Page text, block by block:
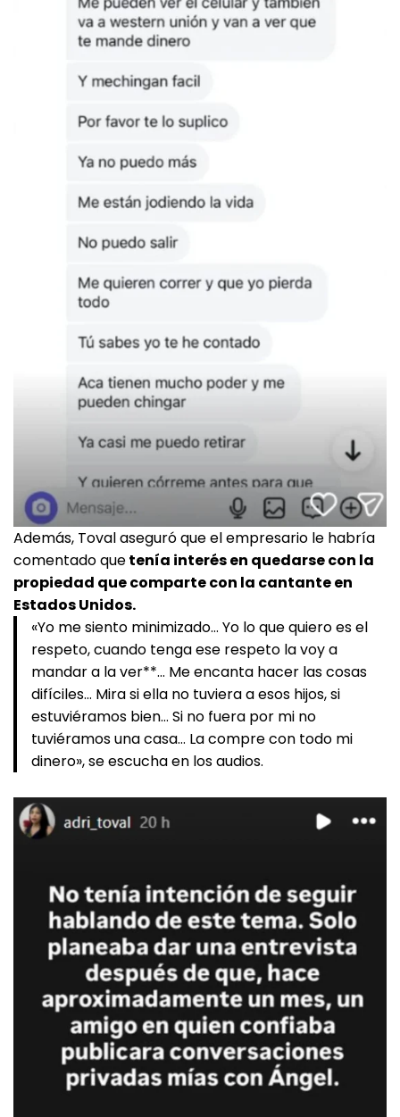
Además, Toval aseguró que el empresario le habría
comentado quetenía interés en quedarse con la
propiedad que comparte con la cantante en
Estados Unidos.
«Yo me siento minimizado… Yo lo que quiero es el
respeto, cuando tenga ese respeto la voy a
mandar a la ver**… Me encanta hacer las cosas
difíciles… Mira si ella no tuviera a esos hijos, si
estuviéramos bien… Si no fuera por mi no
tuviéramos una casa… La compre con todo mi
dinero», se escucha en los audios.